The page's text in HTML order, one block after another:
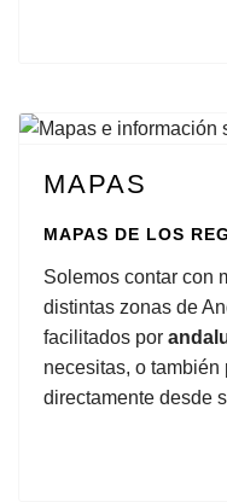
MAPAS
MAPAS DE LOS
Solemos contar con
distintas zonas de
facilitados por
necesitas, o también
directamente desde